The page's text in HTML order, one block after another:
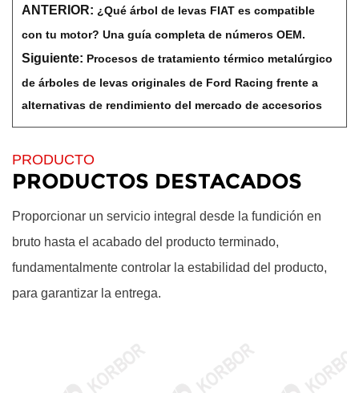
ANTERIOR: ¿Qué árbol de levas FIAT es compatible
con tu motor? Una guía completa de números OEM.
Siguiente: Procesos de tratamiento térmico metalúrgico
de árboles de levas originales de Ford Racing frente a
alternativas de rendimiento del mercado de accesorios
PRODUCTO
PRODUCTOS DESTACADOS
Proporcionar un servicio integral desde la fundición en
bruto hasta el acabado del producto terminado,
fundamentalmente controlar la estabilidad del producto,
para garantizar la entrega.